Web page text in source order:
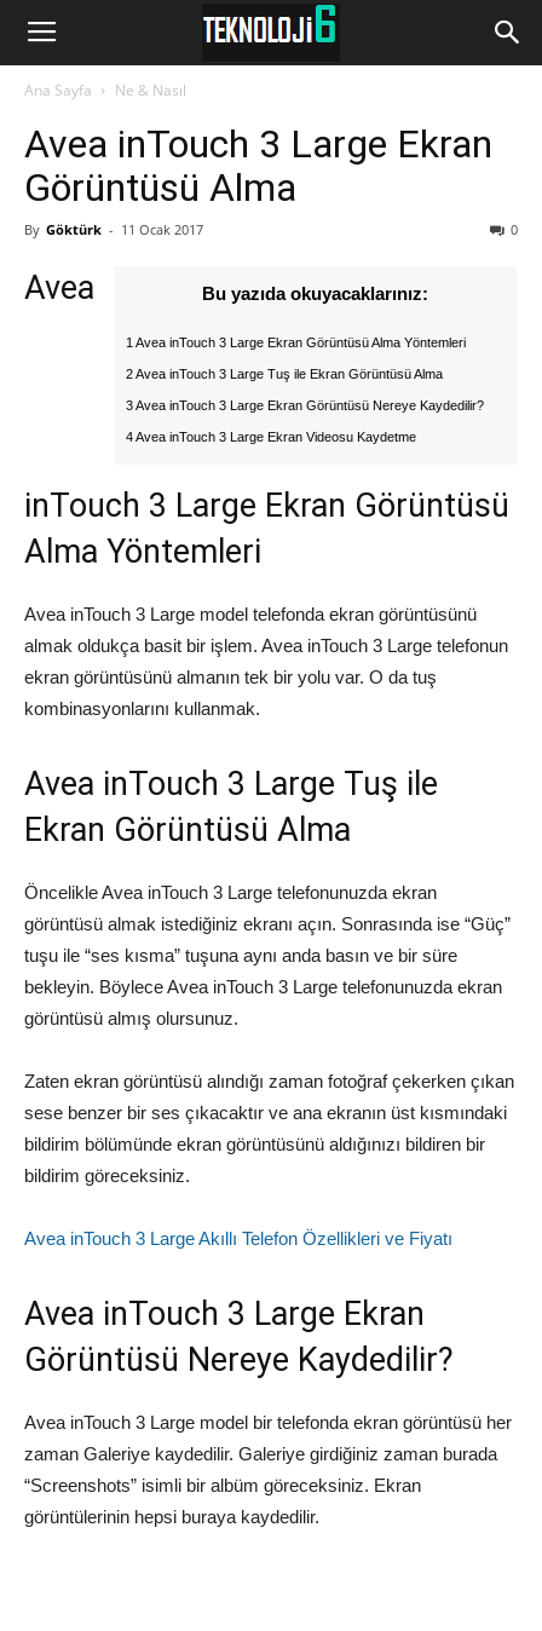
www.Teknoloji6.com
Ana Sayfa Ne & Nasıl
Avea inTouch 3 Large Ekran
Görüntüsü Alma
By Göktürk - 11 Ocak 2017 0
Bu yazıda okuyacaklarınız:
1 Avea inTouch 3 Large Ekran Görüntüsü Alma Yöntemleri
2 Avea inTouch 3 Large Tuş ile Ekran Görüntüsü Alma
3 Avea inTouch 3 Large Ekran Görüntüsü Nereye Kaydedilir?
4 Avea inTouch 3 Large Ekran Videosu Kaydetme
Avea
inTouch 3 Large Ekran Görüntüsü
Alma Yöntemleri
Avea inTouch 3 Large model telefonda ekran görüntüsünü
almak oldukça basit bir işlem. Avea inTouch 3 Large telefonun
ekran görüntüsünü almanın tek bir yolu var. O da tuş
kombinasyonlarını kullanmak.
Avea inTouch 3 Large Tuş ile
Ekran Görüntüsü Alma
Öncelikle Avea inTouch 3 Large telefonunuzda ekran
görüntüsü almak istediğiniz ekranı açın. Sonrasında ise “Güç”
tuşu ile “ses kısma” tuşuna aynı anda basın ve bir süre
bekleyin. Böylece Avea inTouch 3 Large telefonunuzda ekran
görüntüsü almış olursunuz.
Zaten ekran görüntüsü alındığı zaman fotoğraf çekerken çıkan
sese benzer bir ses çıkacaktır ve ana ekranın üst kısmındaki
bildirim bölümünde ekran görüntüsünü aldığınızı bildiren bir
bildirim göreceksiniz.
Avea inTouch 3 Large Akıllı Telefon Özellikleri ve Fiyatı
Avea inTouch 3 Large Ekran
Görüntüsü Nereye Kaydedilir?
Avea inTouch 3 Large model bir telefonda ekran görüntüsü her
zaman Galeriye kaydedilir. Galeriye girdiğiniz zaman burada
“Screenshots” isimli bir albüm göreceksiniz. Ekran
görüntülerinin hepsi buraya kaydedilir.